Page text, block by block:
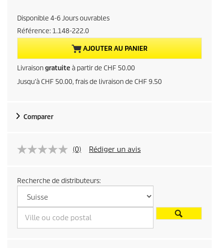
x
a
c
t
u
l
u
p
r
Disponible 4-6 Jours ouvrables
Référence: 1.148-222.0
AJOUTER AU PANIER
Livraisongratuite à partir de CHF 50.00
Jusqu’à CHF 50.00, frais de livraison de CHF 9.50
Comparer
(0) Rédiger un avis
Recherche de distributeurs: